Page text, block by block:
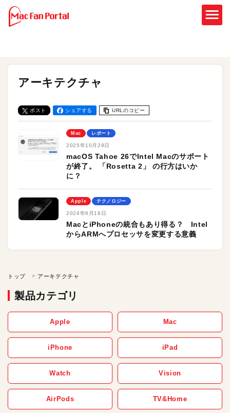
アーキテクチャ
ポスト シェアする URLのコピー
Mac レポート
2025年10月29日
macOS Tahoe 26でIntel Macのサポート
が終了。 「Rosetta 2」 の行方はいか
に？
Apple テクノロジー
2024年6月18日
MacとiPhoneの統合もあり得る？ Intel
からARMへプロセッサを変更する意義
トップ アーキテクチャ
製品カテゴリ
Apple Mac
iPhone iPad
Watch Vision
AirPods TV&Home